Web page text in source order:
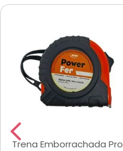
Trena Emborrachada Pro